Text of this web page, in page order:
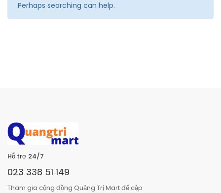
Perhaps searching can help.
Hỗ trợ 24/7
023 338 51 149
Tham gia cộng đồng Quảng Trị Mart để cập